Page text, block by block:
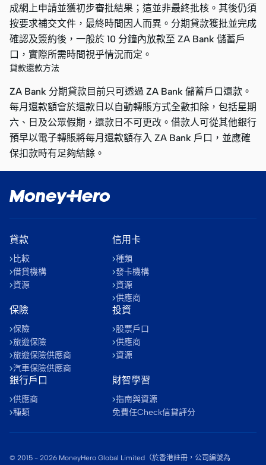
成網上申請並獲初步審批結果；這並非最終批核。其後仍須
按要求補交文件，最終時間因人而異。分期貸款獲批並完成
確認及簽約後，一般於 10 分鐘內放款至 ZA Bank 儲蓄戶
口，實際所需時間視乎情況而定。
貸款還款方法
ZA Bank 分期貸款目前只可透過 ZA Bank 儲蓄戶口還款。
每月還款額會於還款日以自動轉賬方式全數扣除，包括星期
六、日及公眾假期，還款日不可更改。借款人可從其他銀行
預早以電子轉賬將每月還款額存入 ZA Bank 戶口，並應確
保扣款時有足夠結餘。
貸款
比較
借貸機構
資源
信用卡
種類
發卡機構
資源
供應商
保險
保險
旅遊保險
旅遊保險供應商
汽車保險供應商
投資
股票戶口
供應商
資源
銀行戶口
供應商
種類
財智學習
指南與資源
免費任Check信貸評分
© 2015 - 2026 MoneyHero Global Limited（於香港註冊，公司編號為